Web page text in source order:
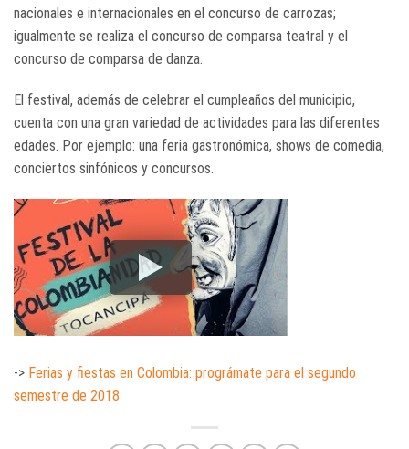
nacionales e internacionales en el concurso de carrozas;
igualmente se realiza el concurso de comparsa teatral y el
concurso de comparsa de danza.
El festival, además de celebrar el cumpleaños del municipio,
cuenta con una gran variedad de actividades para las diferentes
edades. Por ejemplo: una feria gastronómica, shows de comedia,
conciertos sinfónicos y concursos.
-> Ferias y fiestas en Colombia: prográmate para el segundo
semestre de 2018